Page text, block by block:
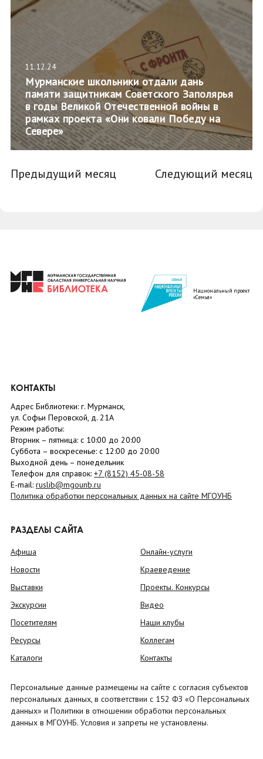
11.12.24
Мурманские школьники отдали дань
памяти защитникам Советского Заполярья
в годы Великой Отечественной войны в
рамках проекта «Они ковали Победу на
Севере»
Предыдущий месяц Следующий месяц
Национальный проект
«Семья»
КОНТАКТЫ
Адрес Библиотеки: г. Мурманск,
ул. Софьи Перовской, д. 21А
Режим работы:
Вторник – пятница: с 10:00 до 20:00
Суббота – воскресенье: c 12:00 до 20:00
Выходной день – понедельник
Телефон для справок: +7 (8152) 45-08-58
E-mail: ruslib@mgounb.ru
Политика обработки персональных данных на сайте МГОУНБ
РАЗДЕЛЫ САЙТА
Афиша
Новости
Выставки
Экскурсии
Посетителям
Ресурсы
Каталоги
Онлайн-услуги
Краеведение
Проекты. Конкурсы
Видео
Наши клубы
Коллегам
Контакты
Персональные данные размещены на сайте с согласия субъектов
персональных данных, в соответствии с 152 ФЗ «О Персональных
данных» и Политики в отношении обработки персональных
данных в МГОУНБ. Условия и запреты не установлены.